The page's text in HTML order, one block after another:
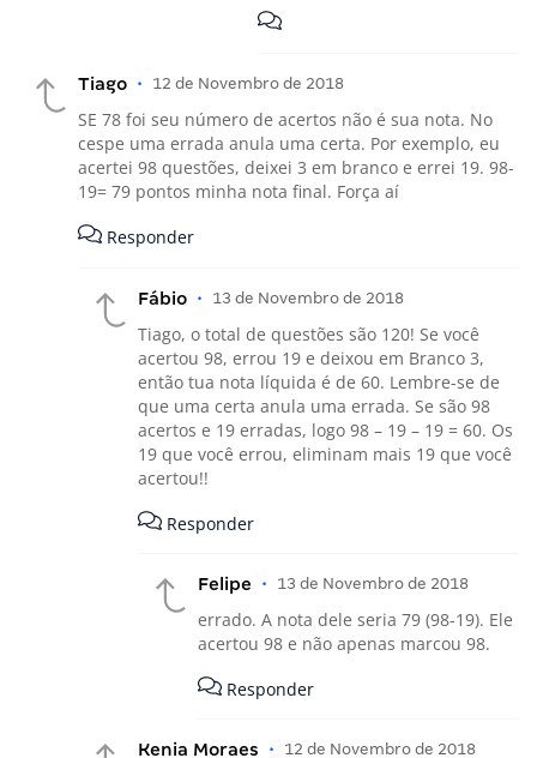
Tiago • 12 de Novembro de 2018
SE 78 foi seu número de acertos não é sua nota. No
cespe uma errada anula uma certa. Por exemplo, eu
acertei 98 questões, deixei 3 em branco e errei 19. 98-
19= 79 pontos minha nota final. Força aí
Responder
Fábio • 13 de Novembro de 2018
Tiago, o total de questões são 120! Se você
acertou 98, errou 19 e deixou em Branco 3,
então tua nota líquida é de 60. Lembre-se de
que uma certa anula uma errada. Se são 98
acertos e 19 erradas, logo 98 – 19 – 19 = 60. Os
19 que você errou, eliminam mais 19 que você
acertou!!
Responder
Felipe • 13 de Novembro de 2018
errado. A nota dele seria 79 (98-19). Ele
acertou 98 e não apenas marcou 98.
Responder
Kenia Moraes • 12 de Novembro de 2018